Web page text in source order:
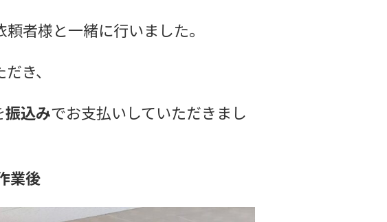
者様と一緒に行いました。
き、
振込みでお支払いしていただきまし
業後